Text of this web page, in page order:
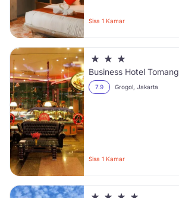
Sisa 1 Kamar
Business Hotel Tomang
7.9 Grogol, Jakarta
Sisa 1 Kamar